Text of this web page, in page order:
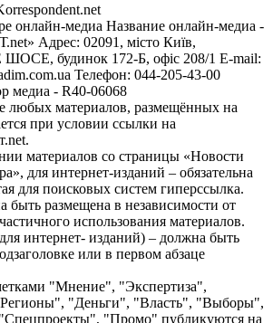
онлайн-медиа Название онлайн-медиа -
Адрес: 02091, місто Київ,
будинок 172-Б, офіс 208/1 E-mail:
Телефон: 044-205-43-00
медиа - R40-06068
любых материалов, размещённых на
при условии ссылки на
материалов со страницы «Новости
для интернет-изданий – обязательна
для поисковых систем гиперссылка.
быть размещена в независимости от
использования материалов.
интернет- изданий) – должна быть
или в первом абзаце
"Мнение", "Экспертиза",
"Деньги", "Власть", "Выборы",
"Промо" публикуются на